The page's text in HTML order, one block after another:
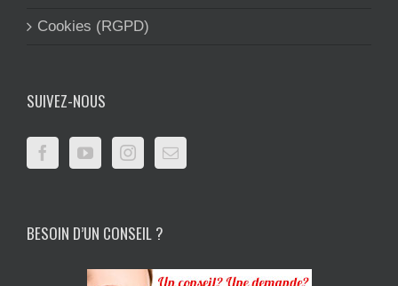
Cookies (RGPD)
SUIVEZ-NOUS
BESOIN D’UN CONSEIL ?